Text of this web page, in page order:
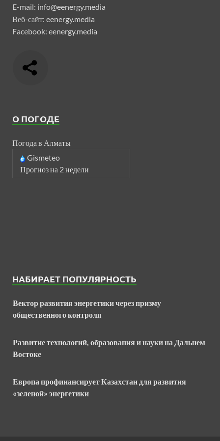
E-mail: info@eenergy.media
Веб-сайт: eenergy.media
Facebook: eenergy.media
О ПОГОДЕ
Погода в Алматы
Gismeteo
Прогноз на 2 недели
НАБИРАЕТ ПОПУЛЯРНОСТЬ
Вектор развития энергетики через призму
общественного контроля
Развитие технологий, образования и науки на Дальнем
Востоке
Европа профинансирует Казахстан для развития
«зеленой» энергетики